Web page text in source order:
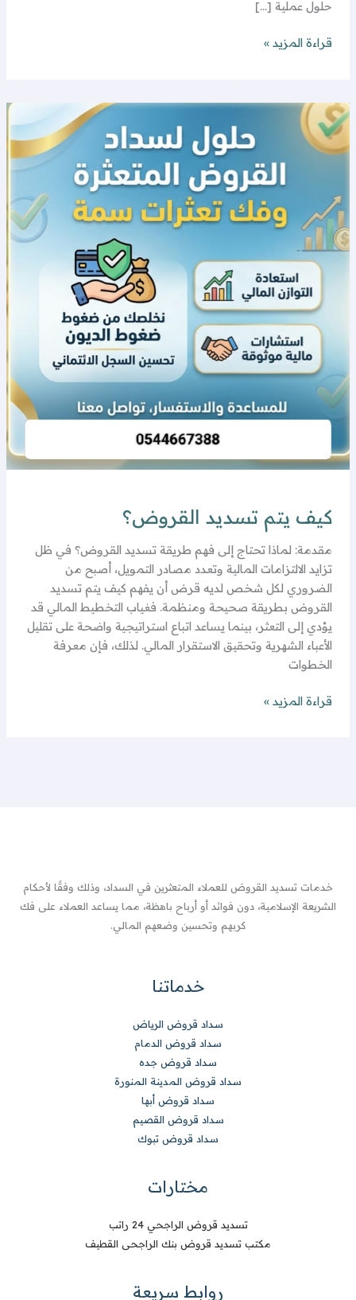
حلول عملية […]
قراءة المزيد »
كيف يتم تسديد القروض؟
مقدمة: لماذا تحتاج إلى فهم طريقة تسديد القروض؟ في ظل
تزايد الالتزامات المالية وتعدد مصادر التمويل، أصبح من
الضروري لكل شخص لديه قرض أن يفهم كيف يتم تسديد
القروض بطريقة صحيحة ومنظمة. فغياب التخطيط المالي قد
يؤدي إلى التعثر، بينما يساعد اتباع استراتيجية واضحة على تقليل
الأعباء الشهرية وتحقيق الاستقرار المالي. لذلك، فإن معرفة
الخطوات
كيف
يتم
تسديد
قراءة المزيد »
خدمات تسديد القروض للعملاء المتعثرين في السداد، وذلك وفقًا لأحكام
الشريعة الإسلامية، دون فوائد أو أرباح باهظة، مما يساعد العملاء على فك
كربهم وتحسين وضعهم المالي.
خدماتنا
سداد قروض الرياض
سداد قروض الدمام
سداد قروض جده
سداد قروض المدينة المنورة
سداد قروض أبها
سداد قروض القصيم
سداد قروض تبوك
مختارات
تسديد قروض الراجحي 24 راتب
مكتب تسديد قروض بنك الراجحى القطيف
روابط سريعة